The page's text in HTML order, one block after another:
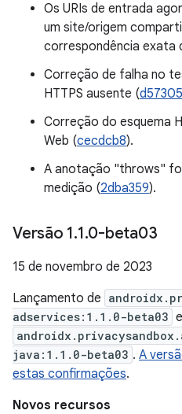
Os URIs de entrada
um site/origem
correspondência exata
Correção de falha no
HTTPS ausente (
Correção do esquema
Web (cecdcb8).
A anotação "throws"
medição (2dba359).
Versão 1.1.0-beta03
15 de novembro de 2023
Lançamento de
adservices:1.1.0-beta03 e
java:1.1.0-beta03 . A
estas confirmações.
Novos recursos